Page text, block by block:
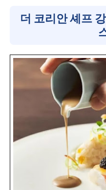
더 코리안 셰프